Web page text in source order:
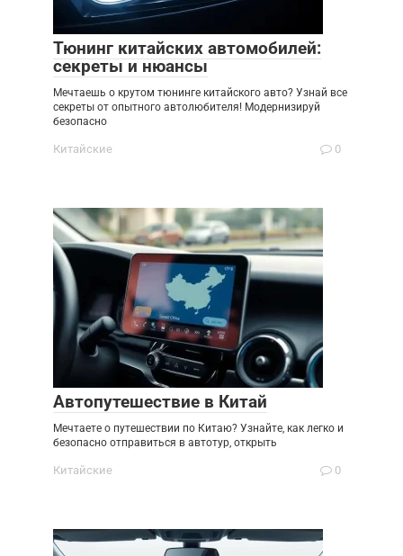
Тюнинг китайских автомобилей:
секреты и нюансы
Мечтаешь о крутом тюнинге китайского авто? Узнай все
секреты от опытного автолюбителя! Модернизируй
безопасно
Китайские 0
Автопутешествие в Китай
Мечтаете о путешествии по Китаю? Узнайте, как легко и
безопасно отправиться в автотур, открыть
Китайские 0